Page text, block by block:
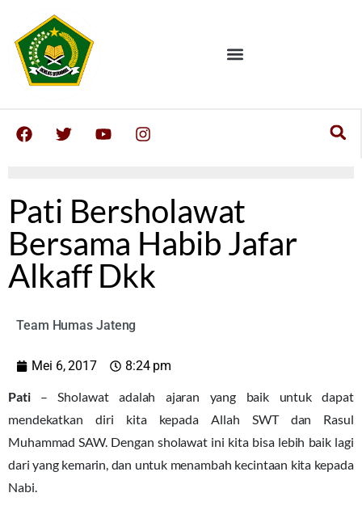
Pati Bersholawat
Bersama Habib Jafar
Alkaff Dkk
Team Humas Jateng
Mei 6, 2017
8:24 pm
Pati– Sholawat adalah ajaran yang baik untuk dapat
mendekatkan diri kita kepada Allah SWT dan Rasul
Muhammad SAW. Dengan sholawat ini kita bisa lebih baik lagi
dari yang kemarin, dan untuk menambah kecintaan kita kepada
Nabi.